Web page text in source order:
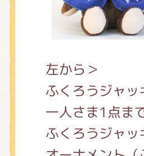
左から＞
ふくろうジャ
一人さま1点ま
ふくろうジャ